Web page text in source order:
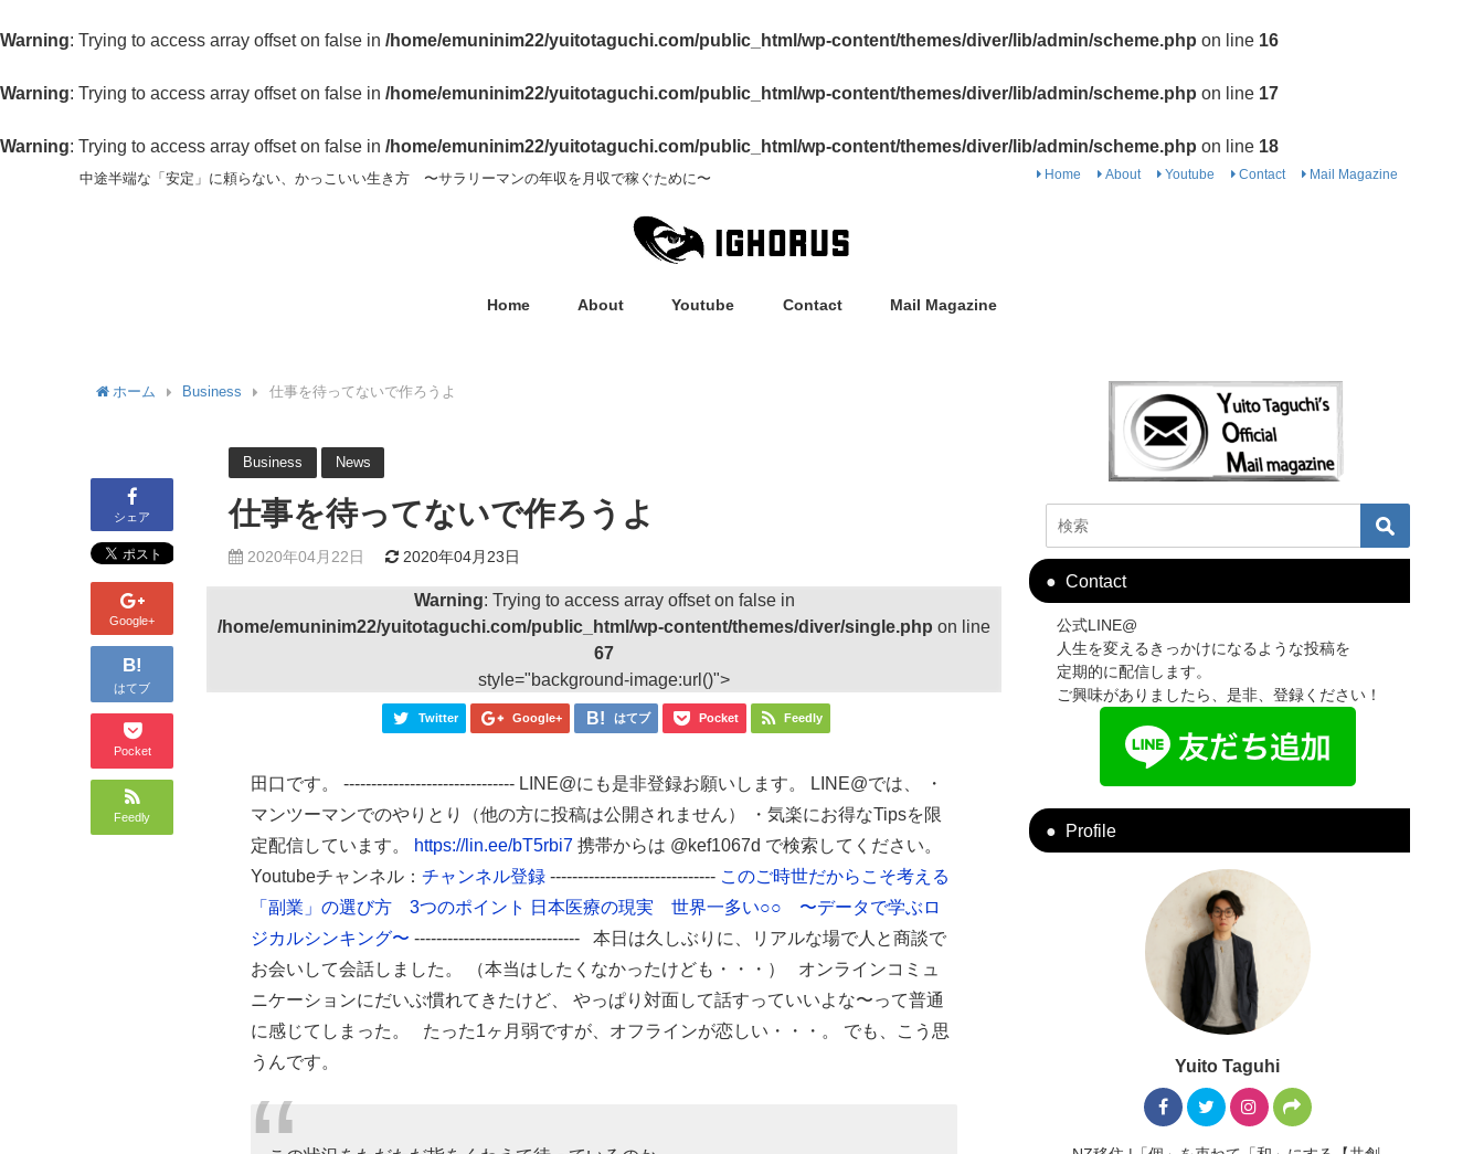
Warning: Trying to access array offset on false in /home/emuninim22/yuitotaguchi.com/public_html/wp-content/themes/diver/lib/admin/scheme.php on line 16
Warning: Trying to access array offset on false in /home/emuninim22/yuitotaguchi.com/public_html/wp-content/themes/diver/lib/admin/scheme.php on line 17
Warning: Trying to access array offset on false in /home/emuninim22/yuitotaguchi.com/public_html/wp-content/themes/diver/lib/admin/scheme.php on line 18
中途半端な「安定」に頼らない、かっこいい生き方 〜サラリーマンの年収を月収で稼ぐために〜 Home About Youtube Contact Mail Magazine
Home About Youtube Contact Mail Magazine
ホーム Business 仕事を待ってないで作ろうよ
シェア
Google+
B!
はてブ
Pocket
Feedly
Business News
仕事を待ってないで作ろうよ
2020年04月22日 2020年04月23日
Warning: Trying to access array offset on false in
/home/emuninim22/yuitotaguchi.com/public_html/wp-content/themes/diver/single.php on line
67
style="background-image:url()">
Twitter Google+ はてブ Pocket Feedly
田口です。 ------------------------------- LINE@にも是非登録お願いします。 LINE@では、 ・
マンツーマンでのやりとり（他の方に投稿は公開されません） ・気楽にお得なTipsを限
定配信しています。
https://lin.ee/bT5rbi7 携帯からは @kef1067d で検索してください。
Youtubeチャンネル：チャンネル登録 ------------------------------ このご時世だからこそ考える
「副業」の選び方 3つのポイント
日本医療の現実 世界一多い○○ 〜データで学ぶロ
ジカルシンキング〜 ------------------------------ 本日は久しぶりに、リアルな場で人と商談で
お会いして会話しました。 （本当はしたくなかったけども・・・） オンラインコミュ
ニケーションにだいぶ慣れてきたけど、 やっぱり対面して話すっていいよな〜って普通
に感じてしまった。 たった1ヶ月弱ですが、オフラインが恋しい・・・。 でも、こう思
うんです。
Contact
公式LINE@
人生を変えるきっかけになるような投稿を
定期的に配信します。
ご興味がありましたら、是非、登録ください！
Profile
Yuito Taguhi